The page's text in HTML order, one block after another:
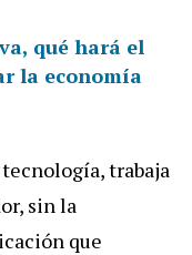
qué hará el
la economía
trabaja
sin la
que